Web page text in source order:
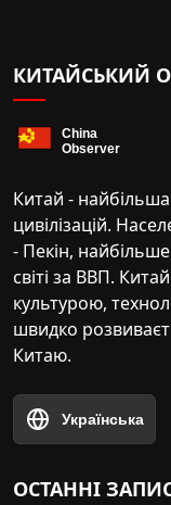
КИТАЙСЬКИЙ
Китай - найбільша
цивілізацій.
- Пекін,
світі за ВВП.
культурою,
швидко
Китаю.
Українська
ОСТАННІ